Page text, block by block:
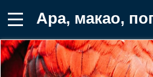
Ара, макао, попугай, птица, птицы